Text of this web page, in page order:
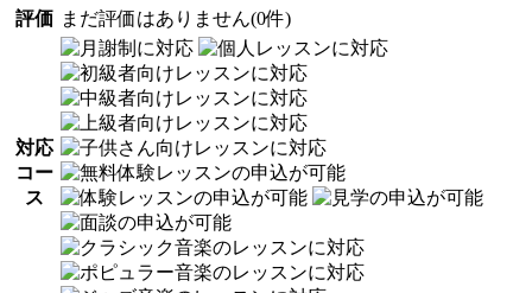
評価 まだ評価はありません(0件)
対応
コー
ス